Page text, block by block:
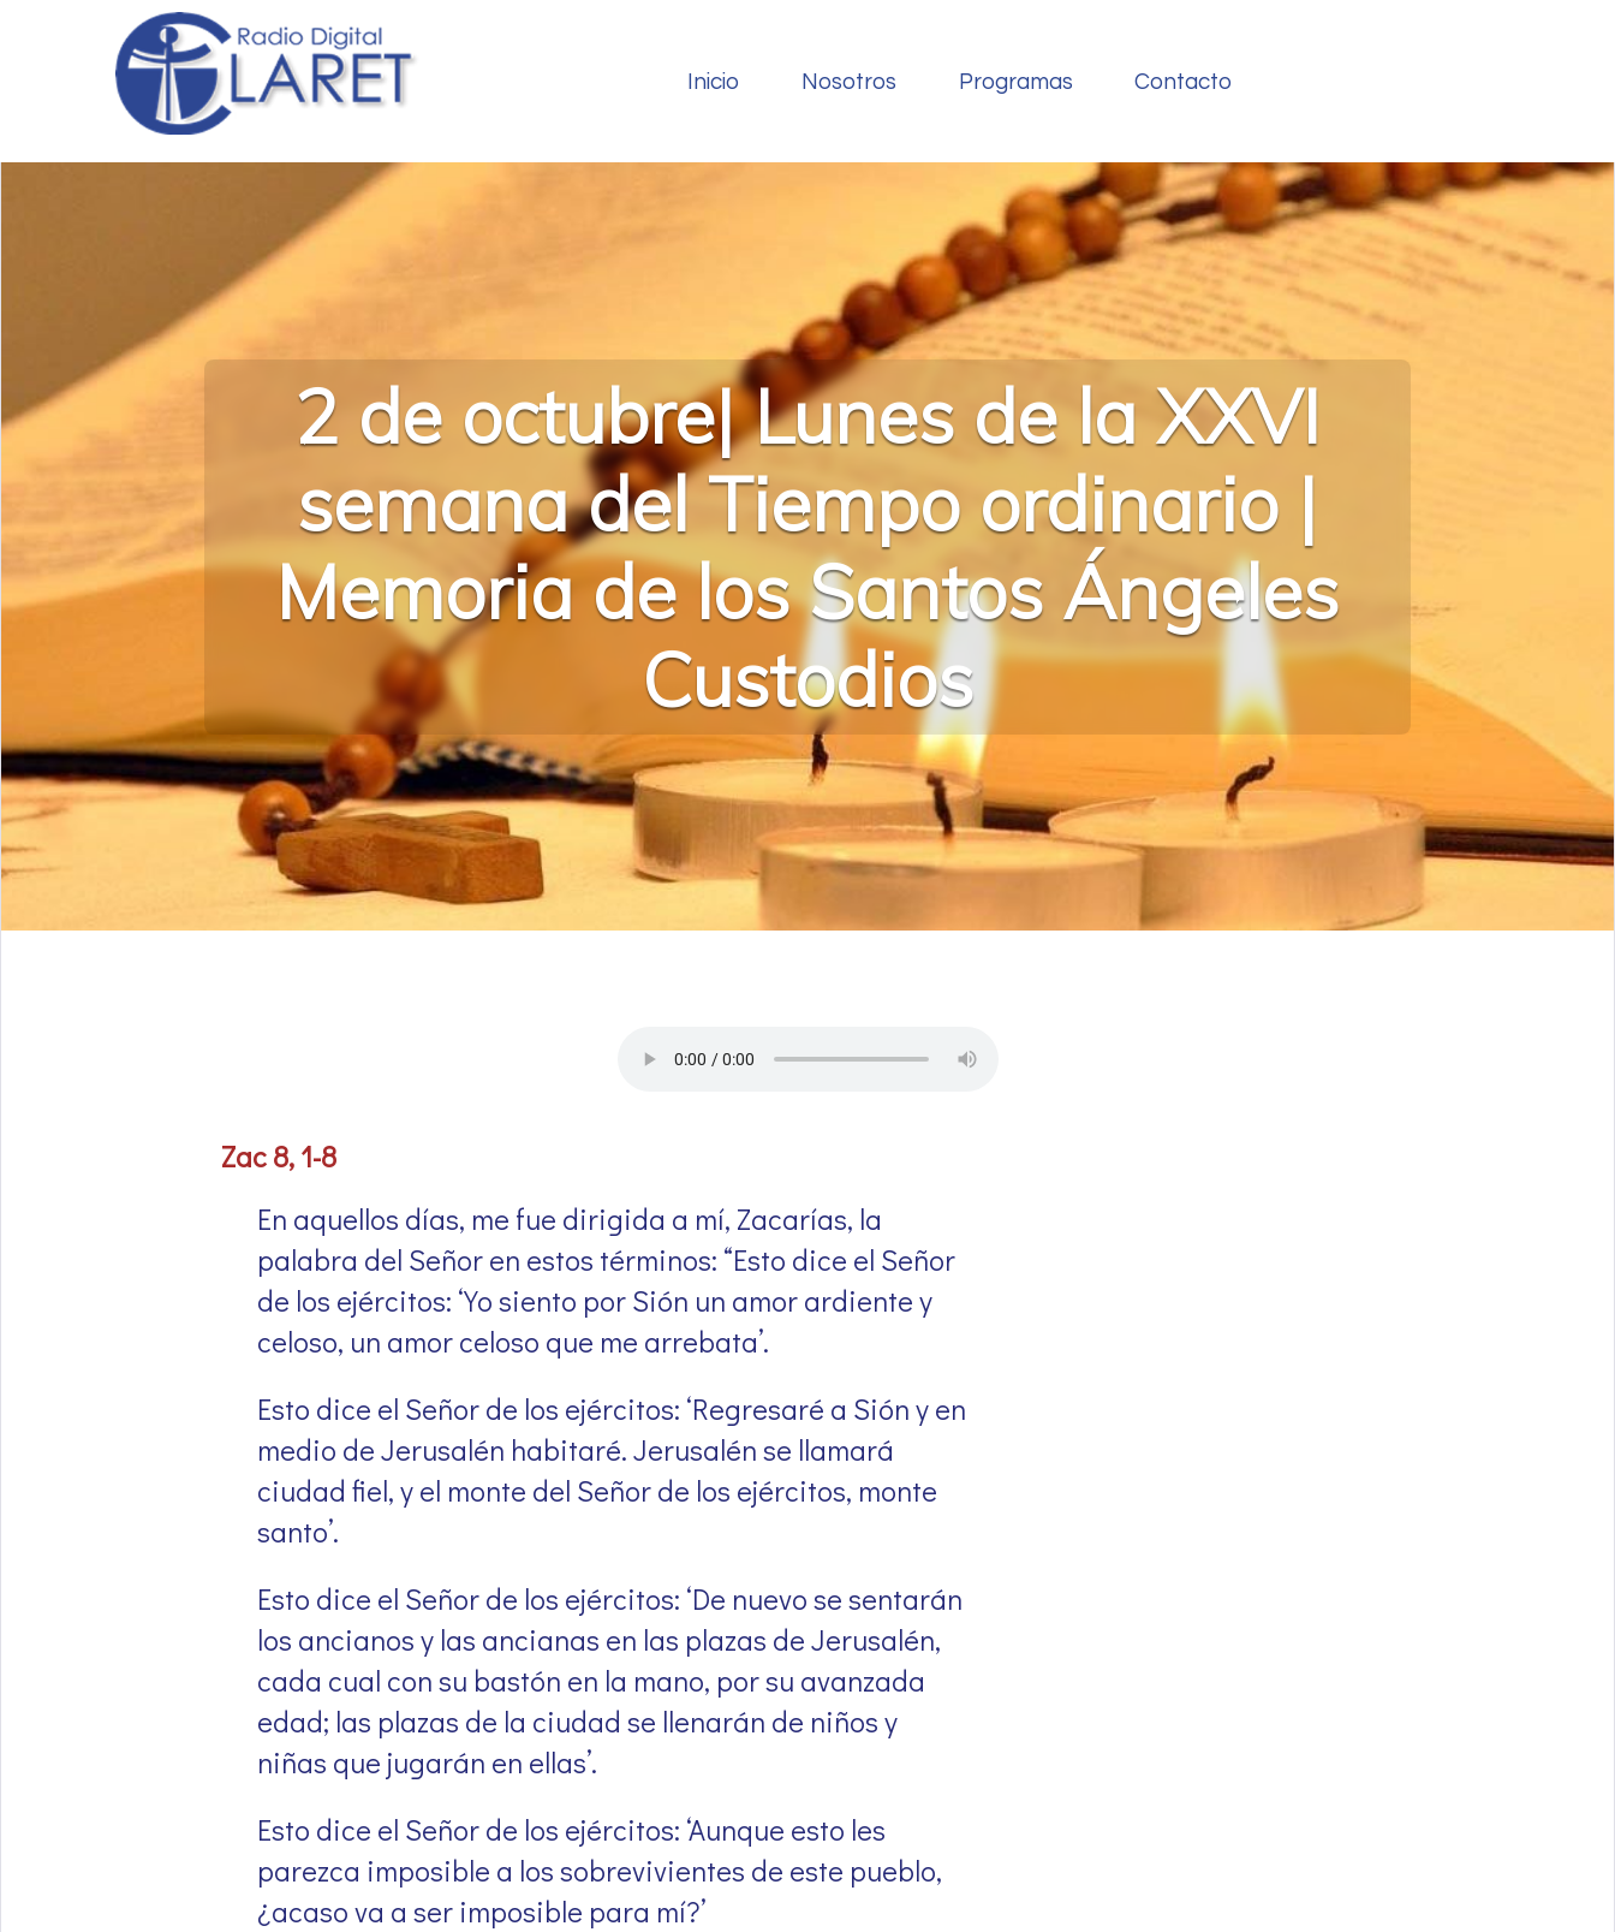
Inicio Nosotros Programas Contacto
2 de octubre| Lunes de la XXVI
semana del Tiempo ordinario |
Memoria de los Santos Ángeles
Custodios
Zac 8, 1-8
En aquellos días, me fue dirigida a mí, Zacarías, la
palabra del Señor en estos términos: “Esto dice el Señor
de los ejércitos: ‘Yo siento por Sión un amor ardiente y
celoso, un amor celoso que me arrebata’.
Esto dice el Señor de los ejércitos: ‘Regresaré a Sión y en
medio de Jerusalén habitaré. Jerusalén se llamará
ciudad fiel, y el monte del Señor de los ejércitos, monte
santo’.
Esto dice el Señor de los ejércitos: ‘De nuevo se sentarán
los ancianos y las ancianas en las plazas de Jerusalén,
cada cual con su bastón en la mano, por su avanzada
edad; las plazas de la ciudad se llenarán de niños y
niñas que jugarán en ellas’.
Esto dice el Señor de los ejércitos: ‘Aunque esto les
parezca imposible a los sobrevivientes de este pueblo,
¿acaso va a ser imposible para mí?’